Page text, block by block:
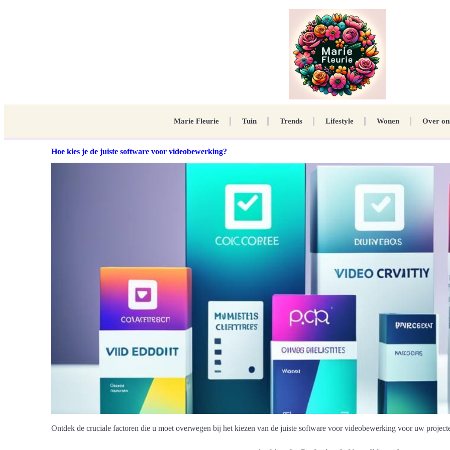
Marie Fleurie Tuin Trends Lifestyle Wonen Over
Hoe kies je de juiste software voor videobewerking?
Ontdek de cruciale factoren die u moet overwegen bij het kiezen van de juiste software voor videobewerking voor uw